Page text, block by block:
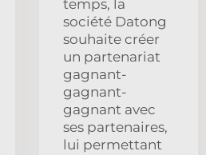
temps, la
société Datong
souhaite créer
un partenariat
gagnant-
gagnant-
gagnant avec
ses partenaires,
lui permettant